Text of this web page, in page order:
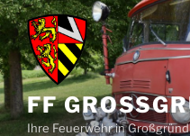
Zum
Inhalt
springen
FF
Ihre Feuerwehr in